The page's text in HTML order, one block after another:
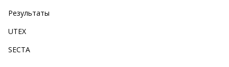
Результаты
UTEX
SECTA